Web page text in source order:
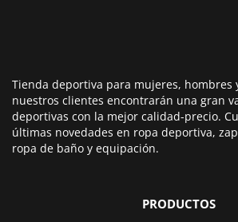
Tienda deportiva para mujeres, hombres
nuestros clientes encontrarán una gran
deportivas con la mejor calidad-precio.
últimas novedades en ropa deportiva,
ropa de baño y equipación.
PRODUCTOS